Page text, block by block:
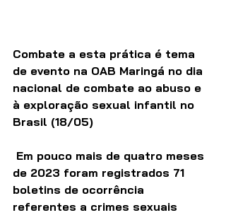
Combate a esta prática é tema
de evento na OAB Maringá no dia
nacional de combate ao abuso e
à exploração sexual infantil no
Brasil (18/05)
de 2023 foram registrados 71
boletins de ocorrência
referentes a crimes sexuais